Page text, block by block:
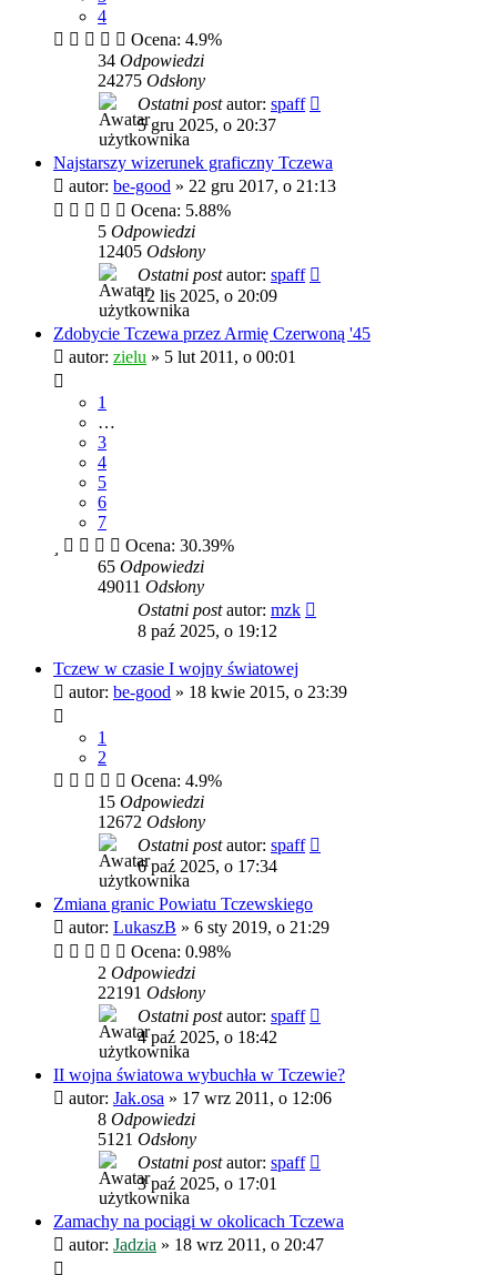
4
Ocena: 4.9%
34 Odpowiedzi
24275 Odsłony
Ostatni postautor: spaff
5 gru 2025, o 20:37
Najstarszy wizerunek graficzny Tczewa
autor: be-good » 22 gru 2017, o 21:13
Ocena: 5.88%
5 Odpowiedzi
12405 Odsłony
Ostatni postautor: spaff
12 lis 2025, o 20:09
Zdobycie Tczewa przez Armię Czerwoną '45
autor: zielu » 5 lut 2011, o 00:01
1
…
3
4
5
6
7
Ocena: 30.39%
65 Odpowiedzi
49011 Odsłony
Ostatni postautor: mzk
8 paź 2025, o 19:12
Tczew w czasie I wojny światowej
autor: be-good » 18 kwie 2015, o 23:39
1
2
Ocena: 4.9%
15 Odpowiedzi
12672 Odsłony
Ostatni postautor: spaff
6 paź 2025, o 17:34
Zmiana granic Powiatu Tczewskiego
autor: LukaszB » 6 sty 2019, o 21:29
Ocena: 0.98%
2 Odpowiedzi
22191 Odsłony
Ostatni postautor: spaff
4 paź 2025, o 18:42
II wojna światowa wybuchła w Tczewie?
autor: Jak.osa » 17 wrz 2011, o 12:06
8 Odpowiedzi
5121 Odsłony
Ostatni postautor: spaff
3 paź 2025, o 17:01
Zamachy na pociągi w okolicach Tczewa
autor: Jadzia » 18 wrz 2011, o 20:47